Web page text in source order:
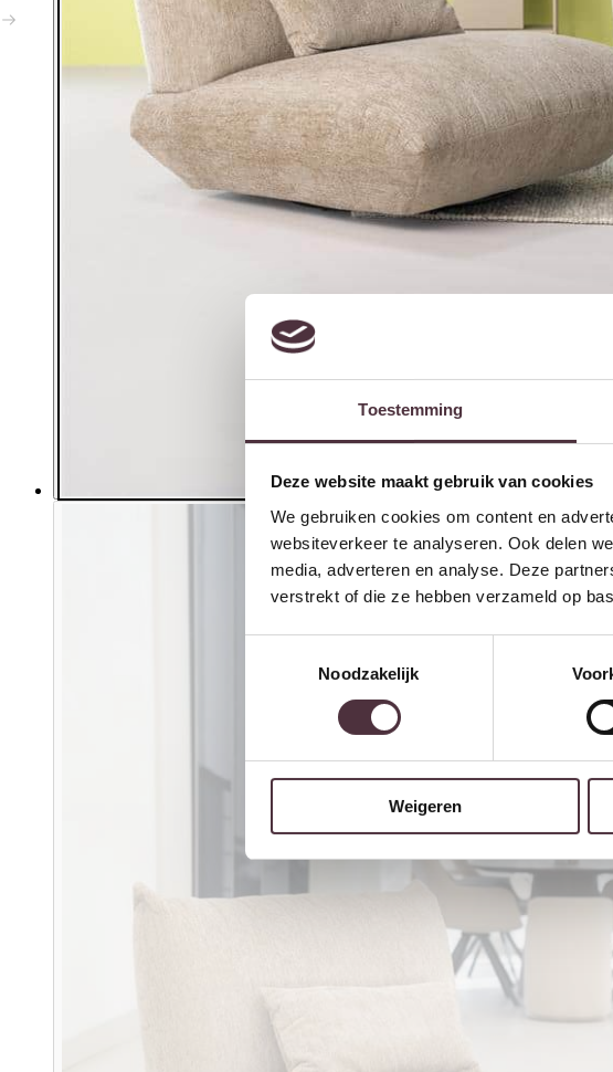
Toestemming
Deze website maakt gebruik van cookies
We gebruiken cookies om content en
websiteverkeer te analyseren. Ook delen
media, adverteren en analyse. Deze
verstrekt of die ze hebben verzameld op
Noodzakelijk
Weigeren